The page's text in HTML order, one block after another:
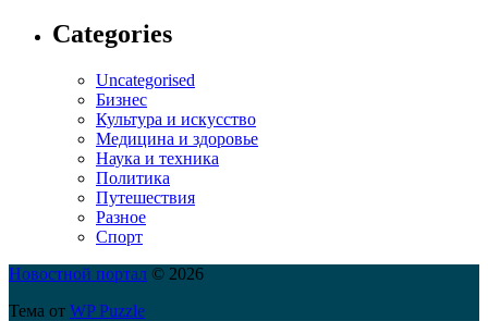
Categories
Uncategorised
Бизнес
Культура и искусство
Медицина и здоровье
Наука и техника
Политика
Путешествия
Разное
Спорт
Новостной портал © 2026
Тема от WP Puzzle